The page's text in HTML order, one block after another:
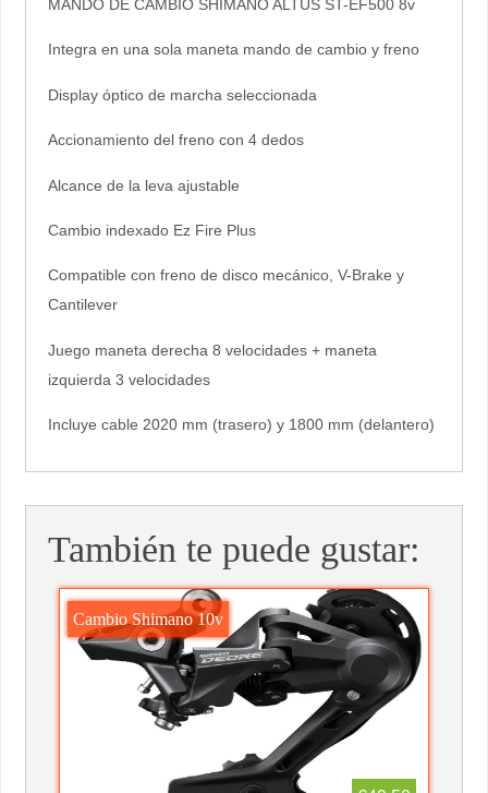
MANDO DE CAMBIO SHIMANO ALTUS ST-EF500 8v
Integra en una sola maneta mando de cambio y freno
Display óptico de marcha seleccionada
Accionamiento del freno con 4 dedos
Alcance de la leva ajustable
Cambio indexado Ez Fire Plus
Compatible con freno de disco mecánico, V-Brake y
Cantilever
Juego maneta derecha 8 velocidades + maneta
izquierda 3 velocidades
Incluye cable 2020 mm (trasero) y 1800 mm (delantero)
También te puede gustar:
Cambio Shimano 10v